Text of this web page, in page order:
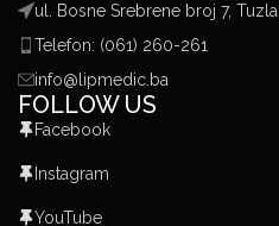
ul. Bosne Srebrene broj 7, Tuzla
Telefon: (061) 260-261
info@lipmedic.ba
FOLLOW US
Facebook
Instagram
YouTube